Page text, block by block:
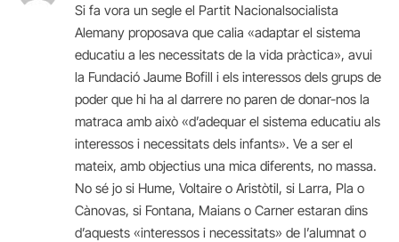
Si fa vora un segle el Partit Nacionalsocialista
Alemany proposava que calia «adaptar el sistema
educatiu a les necessitats de la vida pràctica», avui
la Fundació Jaume Bofill i els interessos dels grups de
poder que hi ha al darrere no paren de donar-nos la
matraca amb això «d’adequar el sistema educatiu als
interessos i necessitats dels infants». Ve a ser el
mateix, amb objectius una mica diferents, no massa.
No sé jo si Hume, Voltaire o Aristòtil, si Larra, Pla o
Cànovas, si Fontana, Maians o Carner estaran dins
d’aquests «interessos i necessitats» de l’alumnat o